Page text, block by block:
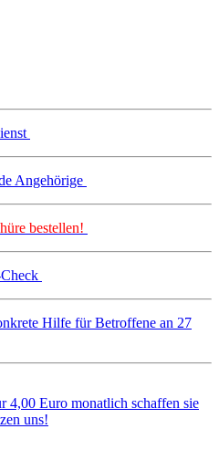
Angehörige
bestellen!
Hilfe für Betroffene an 27
4,00 Euro monatlich schaffen sie
uns!